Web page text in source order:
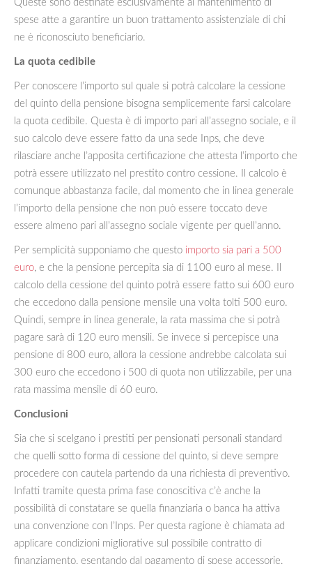
Queste sono destinate esclusivamente al mantenimento di
spese atte a garantire un buon trattamento assistenziale di chi
ne è riconosciuto beneficiario.
La quota cedibile
Per conoscere l’importo sul quale si potrà calcolare la cessione
del quinto della pensione bisogna semplicemente farsi calcolare
la quota cedibile. Questa è di importo pari all’assegno sociale, e il
suo calcolo deve essere fatto da una sede Inps, che deve
rilasciare anche l’apposita certificazione che attesta l’importo che
potrà essere utilizzato nel prestito contro cessione. Il calcolo è
comunque abbastanza facile, dal momento che in linea generale
l’importo della pensione che non può essere toccato deve
essere almeno pari all’assegno sociale vigente per quell’anno.
Per semplicità supponiamo che questo importo sia pari a 500
euro, e che la pensione percepita sia di 1100 euro al mese. Il
calcolo della cessione del quinto potrà essere fatto sui 600 euro
che eccedono dalla pensione mensile una volta tolti 500 euro.
Quindi, sempre in linea generale, la rata massima che si potrà
pagare sarà di 120 euro mensili. Se invece si percepisce una
pensione di 800 euro, allora la cessione andrebbe calcolata sui
300 euro che eccedono i 500 di quota non utilizzabile, per una
rata massima mensile di 60 euro.
Conclusioni
Sia che si scelgano i prestiti per pensionati personali standard
che quelli sotto forma di cessione del quinto, si deve sempre
procedere con cautela partendo da una richiesta di preventivo.
Infatti tramite questa prima fase conoscitiva c’è anche la
possibilità di constatare se quella finanziaria o banca ha attiva
una convenzione con l’Inps. Per questa ragione è chiamata ad
applicare condizioni migliorative sul possibile contratto di
finanziamento, esentando dal pagamento di spese accessorie,